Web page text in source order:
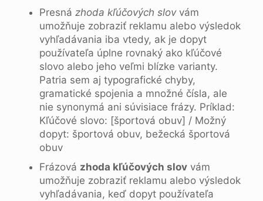
Presná zhoda kľúčových slovvám
umožňuje zobraziť reklamu alebo výsledok
vyhľadávania iba vtedy, ak je dopyt
používateľa úplne rovnaký ako kľúčové
slovo alebo jeho veľmi blízke varianty.
Patria sem aj typografické chyby,
gramatické spojenia a množné čísla, ale
nie synonymá ani súvisiace frázy. Príklad:
Kľúčové slovo: [športová obuv] / Možný
dopyt: športová obuv, bežecká športová
obuv
Frázová zhoda kľúčových slovvám
umožňuje zobraziť reklamu alebo výsledok
vyhľadávania, keď dopyt používateľa